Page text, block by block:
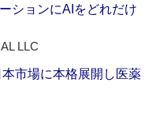
ションにAIをどれだけ
LLC
市場に本格展開し医薬